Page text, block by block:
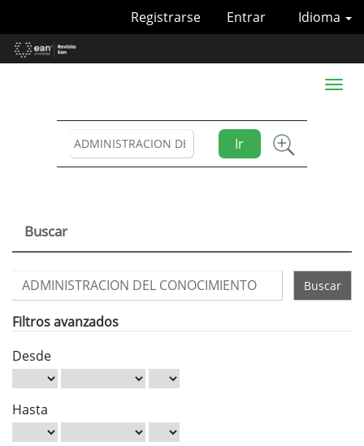
Contenido
principal
Idioma
Registrarse Entrar
Ir
Toggle
Buscar
Buscar
artículos
por
Filtros avanzados
Desde
Hasta